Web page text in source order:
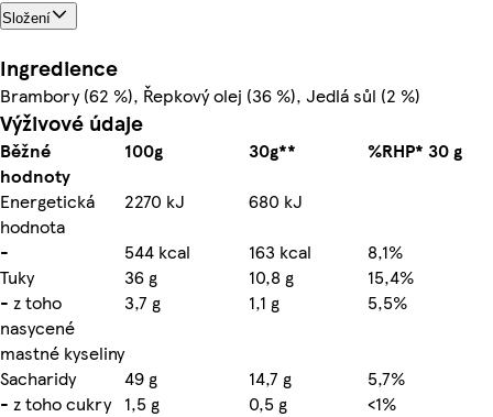
Složení
Ingredience
Brambory (62 %), Řepkový olej (36 %), Jedlá sůl (2 %)
Výživové údaje
Běžné
hodnoty
100g 30g**
%RHP* 30 g
Energetická
hodnota
2270 kJ
680 kJ
-
544 kcal 163 kcal
8,1%
Tuky
36 g 10,8 g
15,4%
- z toho
nasycené
mastné kyseliny
3,7 g 1,1 g 5,5%
Sacharidy 49 g 14,7 g
5,7%
- z toho cukry 1,5 g 0,5 g
<1%